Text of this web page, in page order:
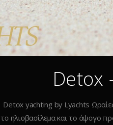
Detox
Detox yachting by Lyachts
το ηλιοβασίλεμα και το άψογο